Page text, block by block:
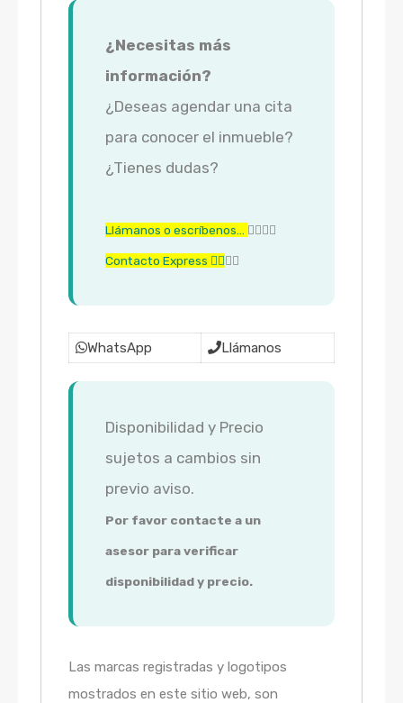
¿Necesitas más
información?
¿Deseas agendar una cita
para conocer el inmueble?
¿Tienes dudas?
Llámanos o escríbenos… 👇🏼👇🏼
Contacto Express 👇🏼👇🏼
WhatsApp Llámanos
Disponibilidad y Precio
sujetos a cambios sin
previo aviso.
Por favor contacte a un
asesor para verificar
disponibilidad y precio.
Las marcas registradas y logotipos
mostrados en este sitio web, son